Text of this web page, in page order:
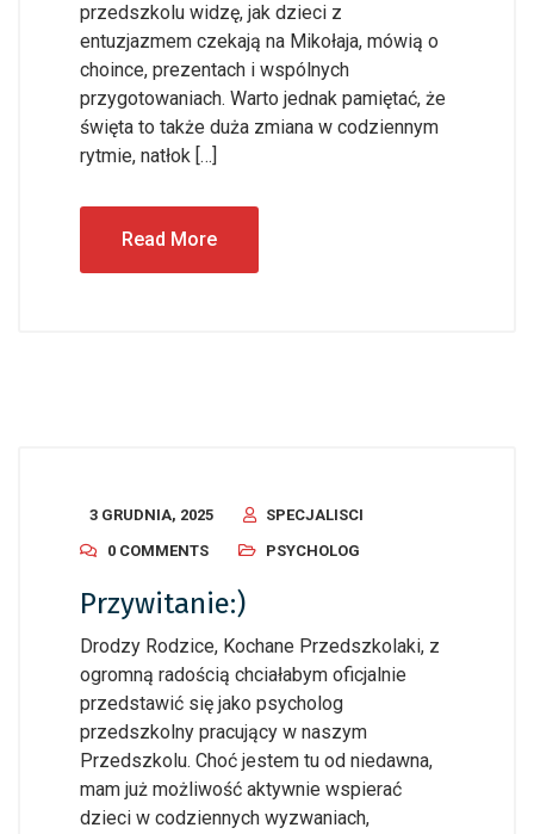
przedszkolu widzę, jak dzieci z
entuzjazmem czekają na Mikołaja, mówią o
choince, prezentach i wspólnych
przygotowaniach. Warto jednak pamiętać, że
święta to także duża zmiana w codziennym
rytmie, natłok […]
Read More
3 GRUDNIA, 2025
SPECJALISCI
0 COMMENTS
PSYCHOLOG
Przywitanie:)
Drodzy Rodzice, Kochane Przedszkolaki, z
ogromną radością chciałabym oficjalnie
przedstawić się jako psycholog
przedszkolny pracujący w naszym
Przedszkolu. Choć jestem tu od niedawna,
mam już możliwość aktywnie wspierać
dzieci w codziennych wyzwaniach,